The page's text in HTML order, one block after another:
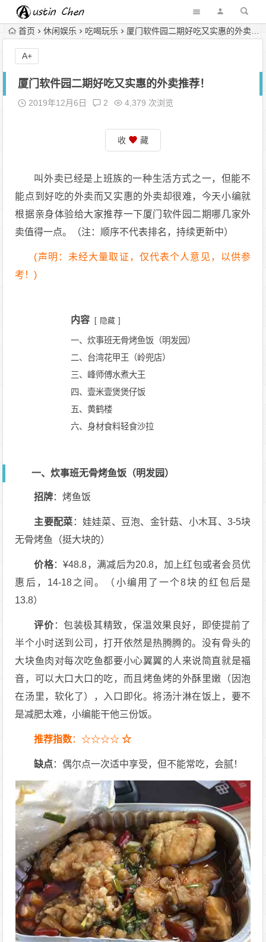
首页 休闲娱乐 吃喝玩乐 厦门软件园二期好吃又实惠的外卖推荐！
厦门软件园二期好吃又实惠的外卖推荐！
2019年12月6日 2 4,379 次浏览
收 藏
叫外卖已经是上班族的一种生活方式之一，但能不
能点到好吃的外卖而又实惠的外卖却很难，今天小编就
根据亲身体验给大家推荐一下厦门软件园二期哪几家外
卖值得一点。（注：顺序不代表排名，持续更新中）
(声明：未经大量取证，仅代表个人意见，以供参
考！)
内容 隐藏
一、炊事班无骨烤鱼饭（明发园）
二、台湾花甲王（岭兜店）
三、峰师傅水煮大王
四、壹米壹煲煲仔饭
五、黄鹤楼
六、身材食料轻食沙拉
一、炊事班无骨烤鱼饭（明发园）
招牌：烤鱼饭
主要配菜 ：娃娃菜、豆泡、金针菇、小木耳、3-5块
无骨烤鱼（挺大块的）
价格：¥48.8，满减后为20.8，加上红包或者会员优
惠后，14-18之间。（小编用了一个8块的红包后是
13.8）
评价：包装极其精致，保温效果良好，即使提前了
半个小时送到公司，打开依然是热腾腾的。没有骨头的
大块鱼肉对每次吃鱼都要小心翼翼的人来说简直就是福
音，可以大口大口的吃，而且烤鱼烤的外酥里嫩（因泡
在汤里，软化了），入口即化。将汤汁淋在饭上，要不
是减肥太难，小编能干他三份饭。
推荐指数：☆☆☆☆☆
缺点：偶尔点一次适中享受，但不能常吃，会腻！
A+